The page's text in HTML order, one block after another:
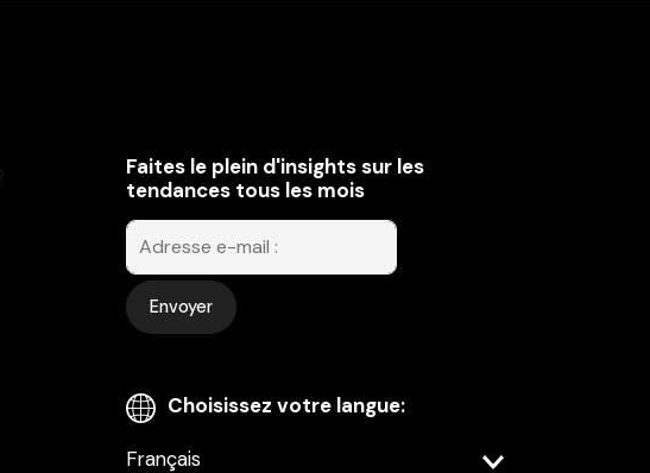
Faites le plein d'insights sur les
tendances tous les mois
Choisissez votre langue:
Select